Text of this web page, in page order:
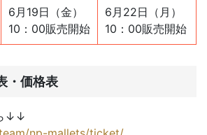
6月19日（金）
10：00販売開始
6月22日（月）
10：00販売開始
・価格表
↓↓